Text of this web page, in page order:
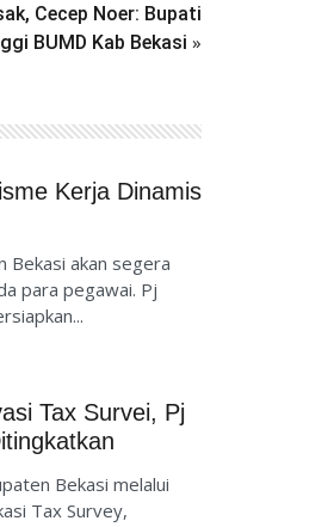
Cecep Noer: Bupati
BUMD Kab Bekasi »
Kerja Dinamis
Bekasi akan segera
para pegawai. Pj
Tax Survei, Pj
Bekasi melalui
Tax Survey,